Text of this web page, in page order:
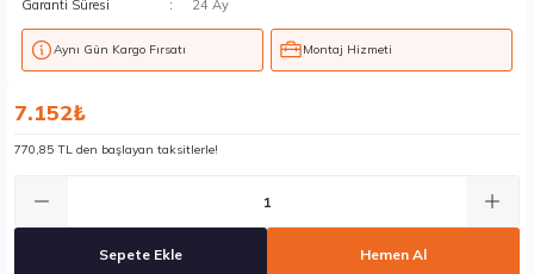
Garanti Süresi
24 Ay
Aynı Gün Kargo Fırsatı Montaj Hizmeti
7.152₺
770,85 TL den başlayan taksitlerle!
Sepete Ekle Hemen Al